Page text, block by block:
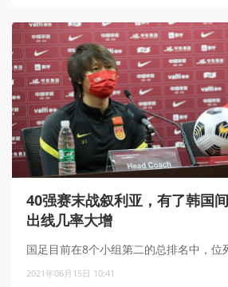
40强赛末战叙利亚，有了韩国
出线几率大增
国足目前在8个小组第二的总排名中，位
2021年06月15日 10:41